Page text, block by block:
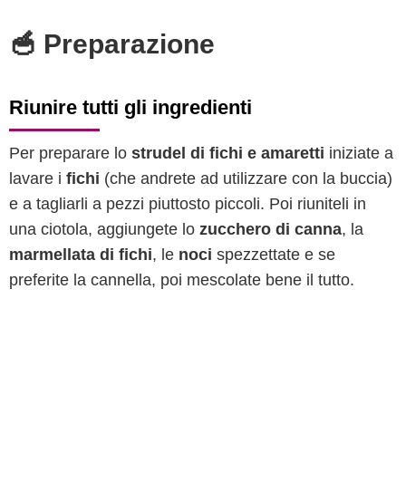
🥣 Preparazione
Riunire tutti gli ingredienti
Per preparare lo strudel di fichi e amaretti iniziate a
lavare i fichi (che andrete ad utilizzare con la buccia)
e a tagliarli a pezzi piuttosto piccoli. Poi riuniteli in
una ciotola, aggiungete lo zucchero di canna, la
marmellata di fichi, le noci spezzettate e se
preferite la cannella, poi mescolate bene il tutto.